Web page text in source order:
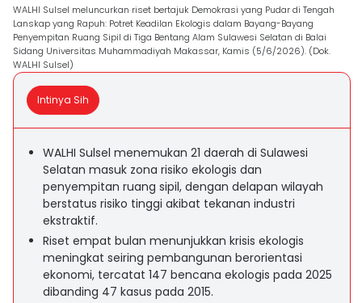
WALHI Sulsel meluncurkan riset bertajuk Demokrasi yang Pudar di Tengah
Lanskap yang Rapuh: Potret Keadilan Ekologis dalam Bayang-Bayang
Penyempitan Ruang Sipil di Tiga Bentang Alam Sulawesi Selatan di Balai
Sidang Universitas Muhammadiyah Makassar, Kamis (5/6/2026). (Dok.
WALHI Sulsel)
Intinya Sih
WALHI Sulsel menemukan 21 daerah di Sulawesi
Selatan masuk zona risiko ekologis dan
penyempitan ruang sipil, dengan delapan wilayah
berstatus risiko tinggi akibat tekanan industri
ekstraktif.
Riset empat bulan menunjukkan krisis ekologis
meningkat seiring pembangunan berorientasi
ekonomi, tercatat 147 bencana ekologis pada 2025
dibanding 47 kasus pada 2015.